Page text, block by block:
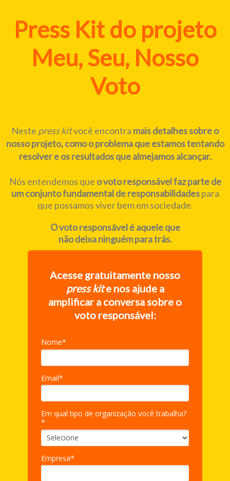
Press Kit do projeto
Meu, Seu, Nosso
Voto
Neste press kitvocê encontra mais detalhes sobre o
nosso projeto, como o problema que estamos tentando
resolver e os resultados que almejamos alcançar.
Nós entendemos que o voto responsável faz parte de
um conjunto fundamental de responsabilidadespara
que possamos viver bem em sociedade.
O voto responsável é aquele que
não deixa ninguém para trás.
Acesse gratuitamente nosso
press kite nos ajude a
amplificar a conversa sobre o
voto responsável:
Nome*
Email*
Em qual tipo de organização você trabalha?
*
Empresa*